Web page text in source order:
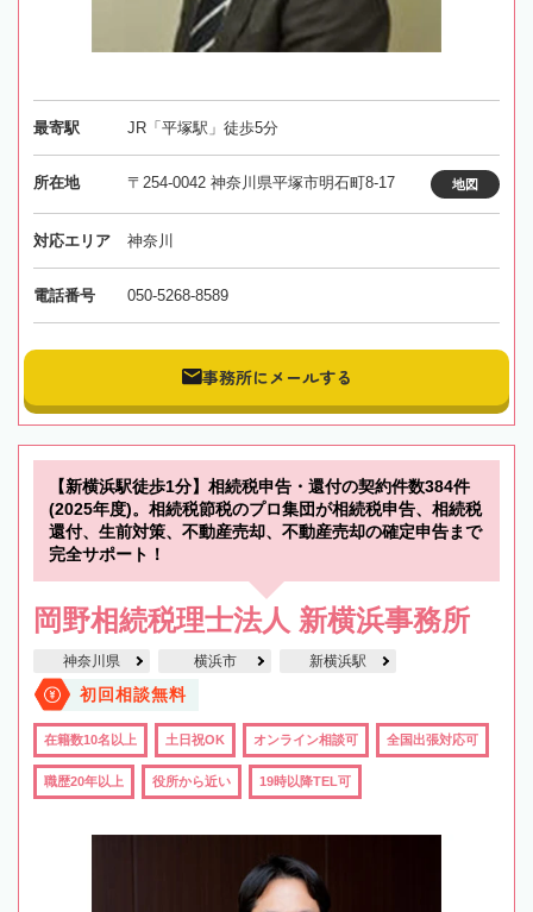
最寄駅 JR「平塚駅」徒歩5分
所在地 〒254-0042 神奈川県平塚市明石町8-17 地図
対応エリア 神奈川
電話番号 050-5268-8589
事務所にメールする
【新横浜駅徒歩1分】相続税申告・還付の契約件数384件
(2025年度)。相続税節税のプロ集団が相続税申告、相続税
還付、生前対策、不動産売却、不動産売却の確定申告まで
完全サポート！
岡野相続税理士法人 新横浜事務所
神奈川県 横浜市 新横浜駅
初回相談無料
在籍数10名以上 土日祝OK オンライン相談可 全国出張対応可
職歴20年以上 役所から近い 19時以降TEL可